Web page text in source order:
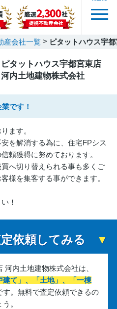
産会社一覧 ピタットハウス宇
ピタットハウス宇都宮東店
河内土地建物株式会社
です！
ます。
を解消する為に、住宅FPシス
頼獲得に努めております。
へ切り替えられる事も多くご
様を集客する事ができます。
！
依頼してみる
内土地建物株式会社は、
建て」、「土地」、「一棟
。 無料で査定依頼できるの
。